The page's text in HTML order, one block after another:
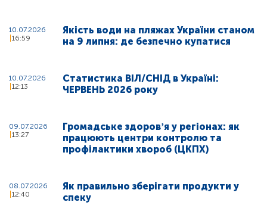
10.07.2026
16:59
Якість води на пляжах України станом
на 9 липня: де безпечно купатися
10.07.2026
12:13
Статистика ВІЛ/СНІД в Україні:
ЧЕРВЕНЬ 2026 року
09.07.2026
13:27
Громадське здоровʼя у регіонах: як
працюють центри контролю та
профілактики хвороб (ЦКПХ)
08.07.2026
12:40
Як правильно зберігати продукти у
спеку